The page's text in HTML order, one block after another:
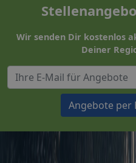
Wir senden Dir kostenlos
Deiner
Angebote per